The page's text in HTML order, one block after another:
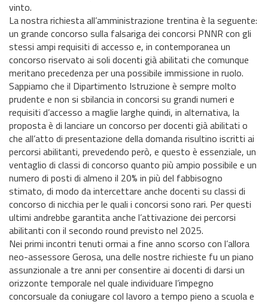
vinto.
La nostra richiesta all’amministrazione trentina è la seguente:
un grande concorso sulla falsariga dei concorsi PNNR con gli
stessi ampi requisiti di accesso e, in contemporanea un
concorso riservato ai soli docenti già abilitati che comunque
meritano precedenza per una possibile immissione in ruolo.
Sappiamo che il Dipartimento Istruzione è sempre molto
prudente e non si sbilancia in concorsi su grandi numeri e
requisiti d’accesso a maglie larghe quindi, in alternativa, la
proposta è di lanciare un concorso per docenti già abilitati o
che all’atto di presentazione della domanda risultino iscritti ai
percorsi abilitanti, prevedendo però, e questo è essenziale, un
ventaglio di classi di concorso quanto più ampio possibile e un
numero di posti di almeno il 20% in più del fabbisogno
stimato, di modo da intercettare anche docenti su classi di
concorso di nicchia per le quali i concorsi sono rari. Per questi
ultimi andrebbe garantita anche l’attivazione dei percorsi
abilitanti con il secondo round previsto nel 2025.
Nei primi incontri tenuti ormai a fine anno scorso con l’allora
neo-assessore Gerosa, una delle nostre richieste fu un piano
assunzionale a tre anni per consentire ai docenti di darsi un
orizzonte temporale nel quale individuare l’impegno
concorsuale da coniugare col lavoro a tempo pieno a scuola e